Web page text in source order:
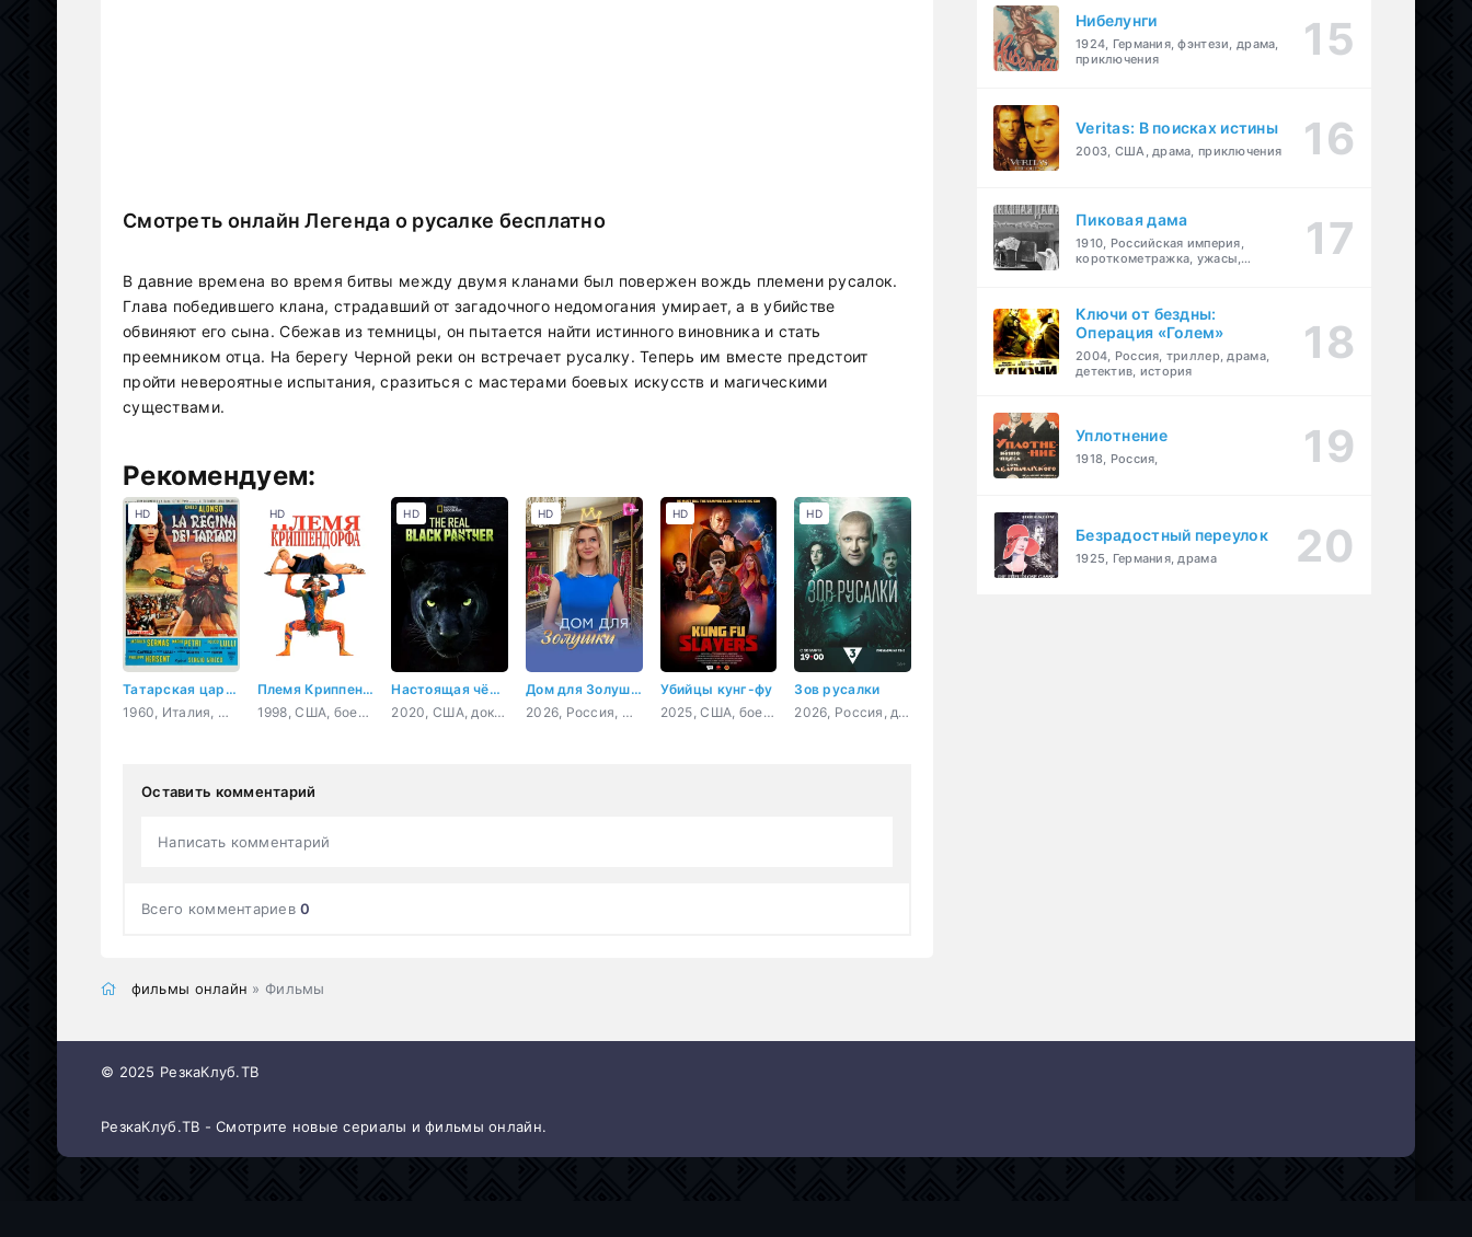
Смотреть онлайн Легенда о русалке бесплатно
В давние времена во время битвы между двумя кланами был повержен вождь племени русалок.
Глава победившего клана, страдавший от загадочного недомогания умирает, а в убийстве
обвиняют его сына. Сбежав из темницы, он пытается найти истинного виновника и стать
преемником отца. На берегу Черной реки он встречает русалку. Теперь им вместе предстоит
пройти невероятные испытания, сразиться с мастерами боевых искусств и магическими
существами.
Рекомендуем:
Татарская царица
1960, Италия, Франция, боевик, приключения
HD
Племя Криппендорфа
1998, США, боевик, драма, комедия, приключения
HD
Настоящая чёрная пантера
2020, США, документальный, короткометражка
HD
Дом для Золушки
2026, Россия, мелодрама
HD
Убийцы кунг-фу
2025, США, боевик
HD
Зов русалки
2026, Россия, детектив
HD
Оставить комментарий
Написать комментарий
Всего комментариев0
фильмы онлайн » Фильмы
Нибелунги
1924, Германия, фэнтези, драма,
приключения
Veritas: В поисках истины
2003, США, драма, приключения
Пиковая дама
1910, Российская империя,
короткометражка, ужасы,
Ключи от бездны:
Операция «Голем»
2004, Россия, триллер, драма,
детектив, история
Уплотнение
1918, Россия,
Безрадостный переулок
1925, Германия, драма
© 2025 РезкаКлуб.ТВ
РезкаКлуб.ТВ - Смотрите новые сериалы и фильмы онлайн.